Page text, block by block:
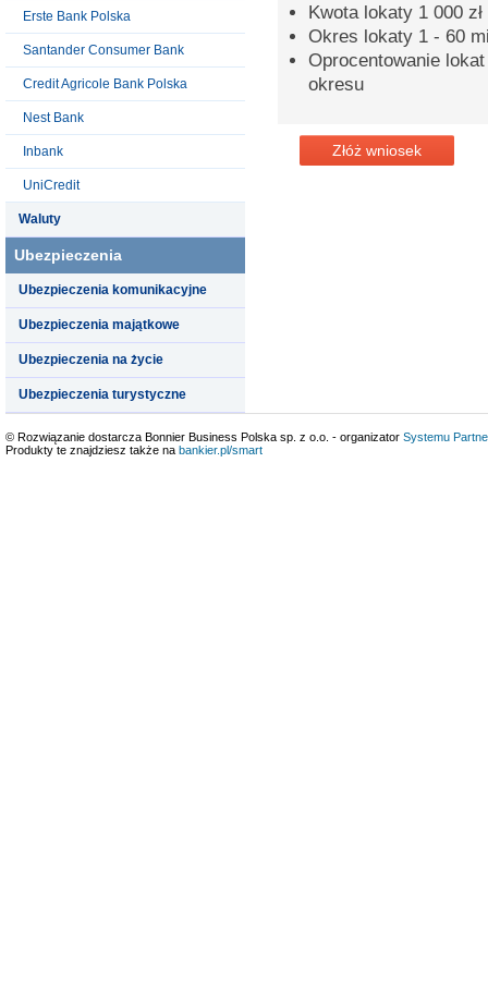
Erste Bank Polska
Santander Consumer Bank
Credit Agricole Bank Polska
Nest Bank
Inbank
UniCredit
Waluty
Ubezpieczenia
Ubezpieczenia komunikacyjne
Ubezpieczenia majątkowe
Ubezpieczenia na życie
Ubezpieczenia turystyczne
Kwota lokaty 1 000 zł
Okres lokaty 1 - 60
Oprocentowanie
okresu
Złóż wniosek
© Rozwiązanie dostarcza Bonnier Business Polska sp. z o.o. - organizator Systemu
Produkty te znajdziesz także na bankier.pl/smart